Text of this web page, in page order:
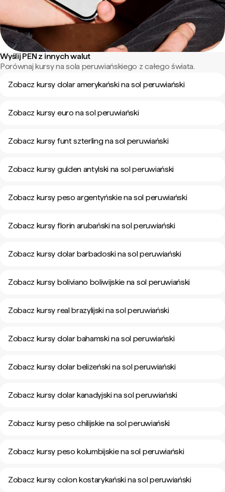
Wyślij PEN z innych walut
Porównaj kursy na sola peruwiańskiego z całego świata.
Zobacz kursy dolar amerykański na sol peruwiański
Zobacz kursy euro na sol peruwiański
Zobacz kursy funt szterling na sol peruwiański
Zobacz kursy gulden antylski na sol peruwiański
Zobacz kursy peso argentyńskie na sol peruwiański
Zobacz kursy florin arubański na sol peruwiański
Zobacz kursy dolar barbadoski na sol peruwiański
Zobacz kursy boliviano boliwijskie na sol peruwiański
Zobacz kursy real brazylijski na sol peruwiański
Zobacz kursy dolar bahamski na sol peruwiański
Zobacz kursy dolar belizeński na sol peruwiański
Zobacz kursy dolar kanadyjski na sol peruwiański
Zobacz kursy peso chilijskie na sol peruwiański
Zobacz kursy peso kolumbijskie na sol peruwiański
Zobacz kursy colon kostarykański na sol peruwiański